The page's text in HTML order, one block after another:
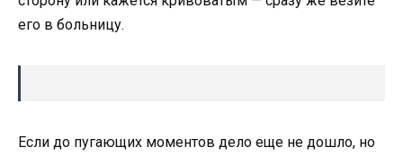
его в больницу.
Если до пугающих моментов дело еще не дошло, но